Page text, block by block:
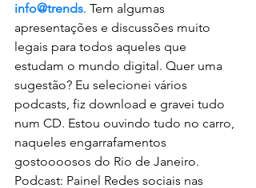
info@trends. Tem algumas
apresentações e discussões muito
legais para todos aqueles que
estudam o mundo digital. Quer uma
sugestão? Eu selecionei vários
podcasts, fiz download e gravei tudo
num CD. Estou ouvindo tudo no carro,
naqueles engarrafamentos
gostoooosos do Rio de Janeiro.
Podcast: Painel Redes sociais nas